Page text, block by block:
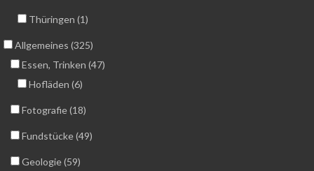
Thüringen (1)
Allgemeines (325)
Essen, Trinken (47)
Hofläden (6)
Fotografie (18)
Fundstücke (49)
Geologie (59)